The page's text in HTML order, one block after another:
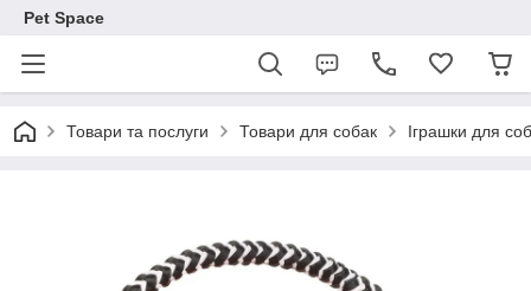
Pet Space
Товари та послуги Товари для собак Іграшки для